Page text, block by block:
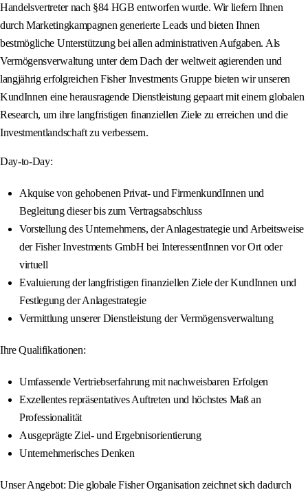
Handelsvertreter nach §84 HGB entworfen wurde. Wir liefern Ihnen
durch Marketingkampagnen generierte Leads und bieten Ihnen
bestmögliche Unterstützung bei allen administrativen Aufgaben. Als
Vermögensverwaltung unter dem Dach der weltweit agierenden und
langjährig erfolgreichen Fisher Investments Gruppe bieten wir unseren
KundInnen eine herausragende Dienstleistung gepaart mit einem globalen
Research, um ihre langfristigen finanziellen Ziele zu erreichen und die
Investmentlandschaft zu verbessern.
Day-to-Day:
Akquise von gehobenen Privat- und FirmenkundInnen und
Begleitung dieser bis zum Vertragsabschluss
Vorstellung des Unternehmens, der Anlagestrategie und Arbeitsweise
der Fisher Investments GmbH bei InteressentInnen vor Ort oder
virtuell
Evaluierung der langfristigen finanziellen Ziele der KundInnen und
Festlegung der Anlagestrategie
Vermittlung unserer Dienstleistung der Vermögensverwaltung
Ihre Qualifikationen:
Umfassende Vertriebserfahrung mit nachweisbaren Erfolgen
Exzellentes repräsentatives Auftreten und höchstes Maß an
Professionalität
Ausgeprägte Ziel- und Ergebnisorientierung
Unternehmerisches Denken
Unser Angebot: Die globale Fisher Organisation zeichnet sich dadurch